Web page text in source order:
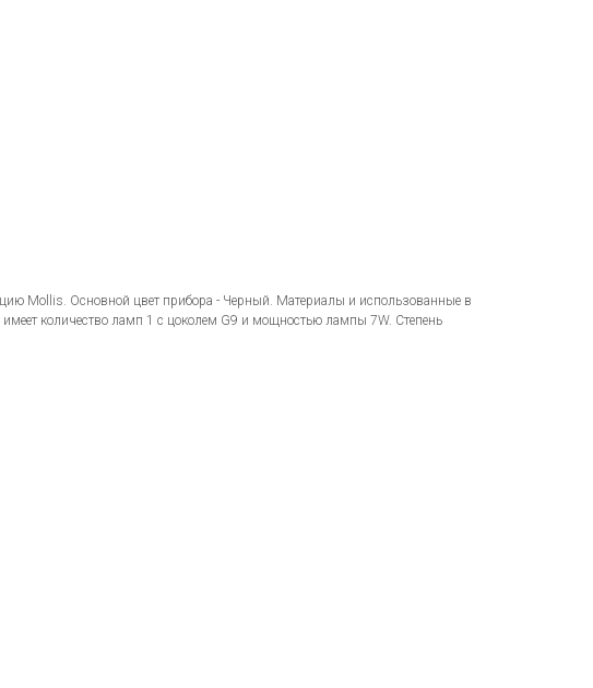
Mollis. Основной цвет прибора - Черный. Материалы и использованные в
количество ламп 1 с цоколем G9 и мощностью лампы 7W. Степень